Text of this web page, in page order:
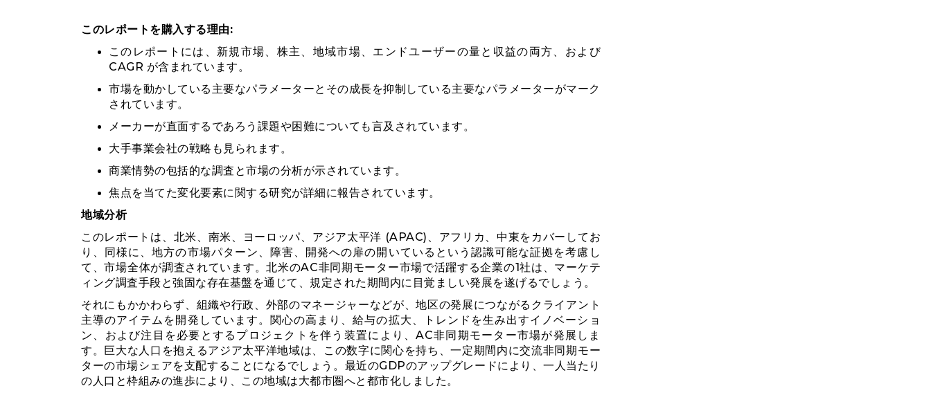
このレポートを購入する理由:
このレポートには、新規市場、株主、地域市場、エンドユーザーの量と収益の両方、および
CAGR が含まれています。
市場を動かしている主要なパラメーターとその成長を抑制している主要なパラメーターがマーク
されています。
メーカーが直面するであろう課題や困難についても言及されています。
大手事業会社の戦略も見られます。
商業情勢の包括的な調査と市場の分析が示されています。
焦点を当てた変化要素に関する研究が詳細に報告されています。
地域分析
このレポートは、北米、南米、ヨーロッパ、アジア太平洋 (APAC)、アフリカ、中東をカバーしてお
り、同様に、地方の市場パターン、障害、開発への扉の開いているという認識可能な証拠を考慮し
て、市場全体が調査されています。北米のAC非同期モーター市場で活躍する企業の1社は、マーケテ
ィング調査手段と強固な存在基盤を通じて、規定された期間内に目覚ましい発展を遂げるでしょう。
それにもかかわらず、組織や行政、外部のマネージャーなどが、地区の発展につながるクライアント
主導のアイテムを開発しています。関心の高まり、給与の拡大、トレンドを生み出すイノベーショ
ン、および注目を必要とするプロジェクトを伴う装置により、AC非同期モーター市場が発展しま
す。巨大な人口を抱えるアジア太平洋地域は、この数字に関心を持ち、一定期間内に交流非同期モー
ターの市場シェアを支配することになるでしょう。最近のGDPのアップグレードにより、一人当たり
の人口と枠組みの進歩により、この地域は大都市圏へと都市化しました。